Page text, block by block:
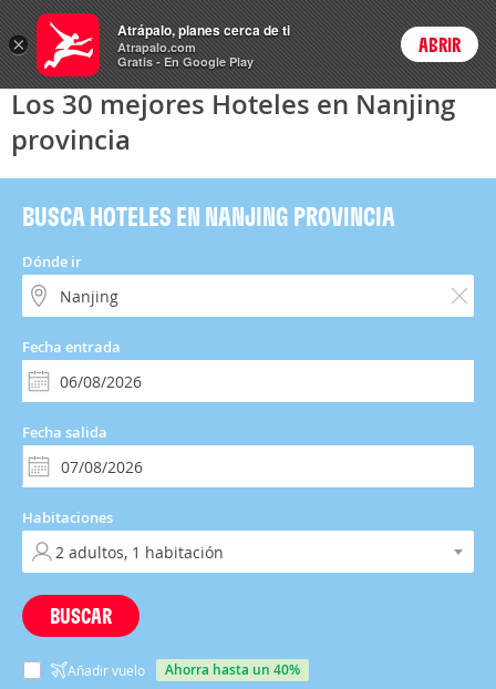
Hoteles Login
Los 30 mejores Hoteles en Nanjing
provincia
BUSCA HOTELES EN NANJING PROVINCIA
Dónde ir
Fecha entrada
Fecha salida
Habitaciones
BUSCAR
Añadir vuelo ahorra hasta un 40%
×
Atrápalo, planes cerca de ti
Atrapalo.com
Gratis - En Google Play
ABRIR